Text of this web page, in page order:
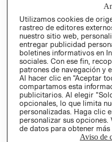
Chile ($)
Utilizamos cookies de
rastreo de editores
nuestro sitio web,
entregar publicidad
boletines informativos en
sociales. Con ese fin,
patrones de navegación y
Al hacer clic en “Aceptar
compartamos esta
publicitarios. Al elegir
opcionales, lo que limita
personalizadas. Haga clic
personalizar sus
de datos para obtener
Aviso de